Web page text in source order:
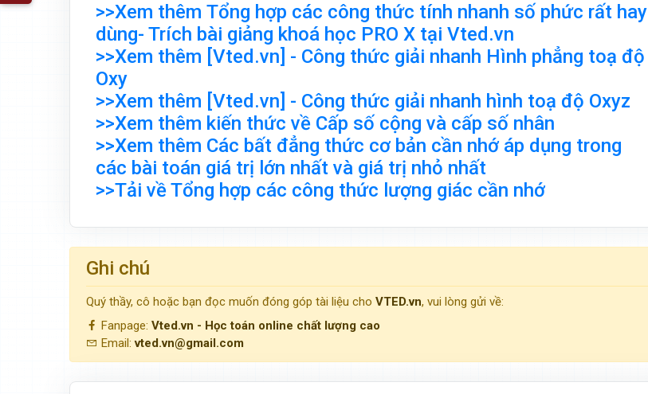
>>Xem thêm Tổng hợp các công thức tính nhanh số phức rất hay
dùng- Trích bài giảng khoá học PRO X tại Vted.vn
>>Xem thêm [Vted.vn] - Công thức giải nhanh Hình phẳng toạ độ
Oxy
>>Xem thêm [Vted.vn] - Công thức giải nhanh hình toạ độ Oxyz
>>Xem thêm kiến thức về Cấp số cộng và cấp số nhân
>>Xem thêm Các bất đẳng thức cơ bản cần nhớ áp dụng trong
các bài toán giá trị lớn nhất và giá trị nhỏ nhất
>>Tải về Tổng hợp các công thức lượng giác cần nhớ
Ghi chú
Quý thầy, cô hoặc bạn đọc muốn đóng góp tài liệu cho VTED.vn, vui lòng gửi về:
Fanpage: Vted.vn - Học toán online chất lượng cao
Email:vted.vn@gmail.com